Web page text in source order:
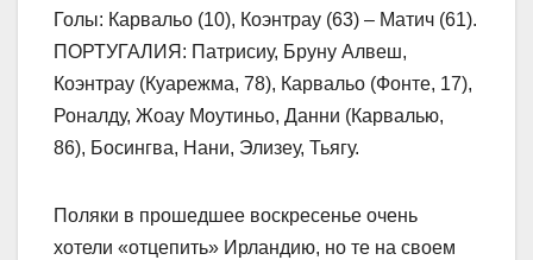
Голы: Карвальо (10), Коэнтрау (63) – Матич (61).
ПОРТУГАЛИЯ: Патрисиу, Бруну Алвеш,
Коэнтрау (Куарежма, 78), Карвальо (Фонте, 17),
Роналду, Жоау Моутиньо, Данни (Карвалью,
86), Босингва, Нани, Элизеу, Тьягу.
Поляки в прошедшее воскресенье очень
хотели «отцепить» Ирландию, но те на своем